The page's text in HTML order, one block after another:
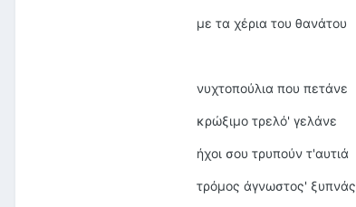
με τα χέρια του θανάτου
νυχτοπούλια που πετάνε
κρώξιμο τρελό' γελάνε
ήχοι σου τρυπούν τ'αυτιά
τρόμος άγνωστος' ξυπνάς